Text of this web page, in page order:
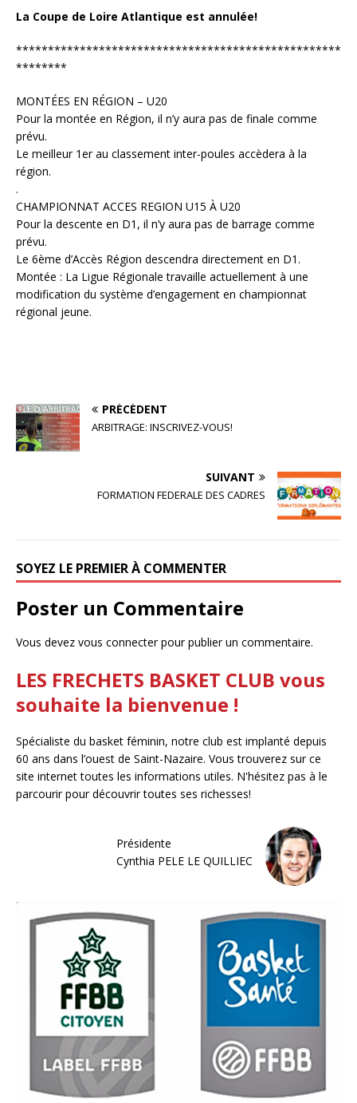
La Coupe de Loire Atlantique est annulée!
***************************************************
********
MONTÉES EN RÉGION – U20
Pour la montée en Région, il n’y aura pas de finale comme
prévu.
Le meilleur 1er au classement inter-poules accèdera à la
région.
.
CHAMPIONNAT ACCES REGION U15 À U20
Pour la descente en D1, il n’y aura pas de barrage comme
prévu.
Le 6ème d’Accès Région descendra directement en D1.
Montée : La Ligue Régionale travaille actuellement à une
modification du système d’engagement en championnat
régional jeune.
PRÉCÉDENT
ARBITRAGE: INSCRIVEZ-VOUS!
SUIVANT
FORMATION FEDERALE DES CADRES
SOYEZ LE PREMIER À COMMENTER
Poster un Commentaire
Vous devez vous connecterpour publier un commentaire.
LES FRECHETS BASKET CLUB vous
souhaite la bienvenue !
Spécialiste du basket féminin, notre club est implanté depuis
60 ans dans l’ouest de Saint-Nazaire. Vous trouverez sur ce
site internet toutes les informations utiles. N'hésitez pas à le
parcourir pour découvrir toutes ses richesses!
Présidente
Cynthia PELE LE QUILLIEC